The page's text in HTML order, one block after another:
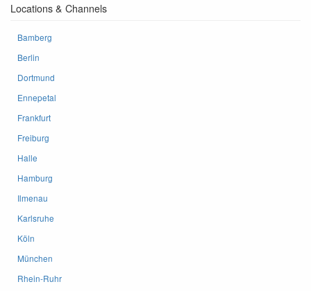
Locations & Channels
Bamberg
Berlin
Dortmund
Ennepetal
Frankfurt
Freiburg
Halle
Hamburg
Ilmenau
Karlsruhe
Köln
München
Rhein-Ruhr